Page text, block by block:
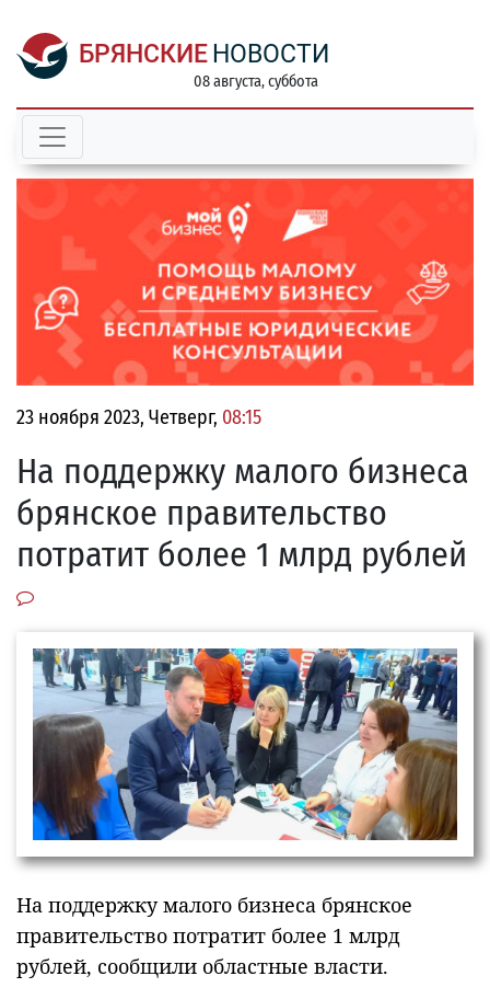
БРЯНСКИЕ НОВОСТИ
08 августа, суббота
23 ноября 2023, Четверг, 08:15
На поддержку малого бизнеса
брянское правительство
потратит более 1 млрд рублей
На поддержку малого бизнеса брянское
правительство потратит более 1 млрд
рублей, сообщили областные власти.